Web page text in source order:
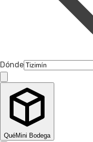
Dónde
QuéMini Bodega